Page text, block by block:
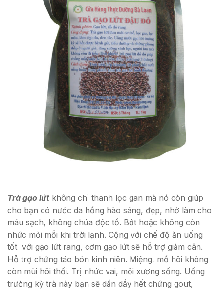
Trà gạo lứt không chỉ thanh lọc gan mà nó còn giúp
cho bạn có nước da hồng hào sáng, đẹp, nhờ làm cho
máu sạch, không chứa độc tố. Bớt hoặc không còn
nhức mỏi mỗi khi trời lạnh. Cộng với chế độ ăn uống
tốt với gạo lứt rang, cơm gạo lứt sẽ hỗ trợ giảm cân.
Hỗ trợ chứng táo bón kinh niên. Miệng, mồ hôi không
còn mùi hôi thối. Trị nhức vai, mỏi xương sống. Uống
trường kỳ trà này bạn sẽ dần dầy hết chứng gout,